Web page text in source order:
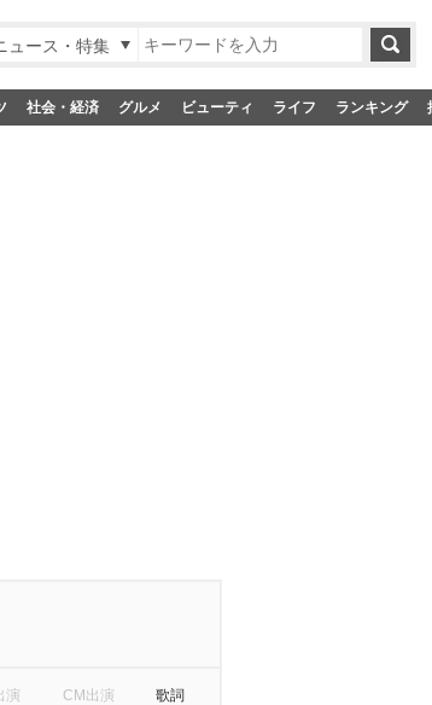
ュース・特集
社会・経済 グルメ ビューティ ライフ ランキング
演 CM出演 歌詞